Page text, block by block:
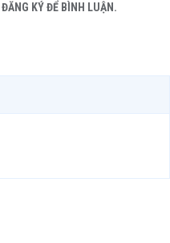
KÝ ĐỂ BÌNH LUẬN.